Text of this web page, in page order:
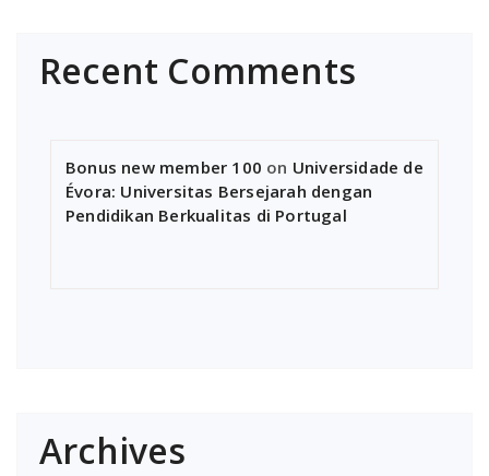
Recent Comments
Bonus new member 100 on Universidade de
Évora: Universitas Bersejarah dengan
Pendidikan Berkualitas di Portugal
Archives